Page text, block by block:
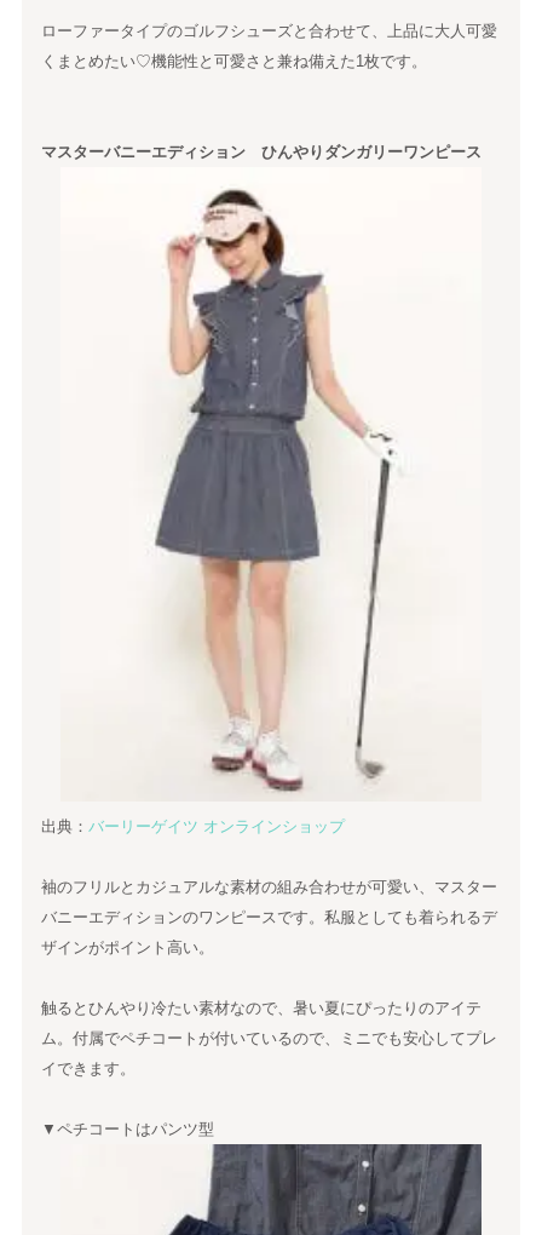
ローファータイプのゴルフシューズと合わせて、上品に大人可愛
くまとめたい♡機能性と可愛さと兼ね備えた1枚です。
マスターバニーエディション ひんやりダンガリーワンピース
出典： バーリーゲイツ オンラインショップ
袖のフリルとカジュアルな素材の組み合わせが可愛い、マスター
バニーエディションのワンピースです。私服としても着られるデ
ザインがポイント高い。
触るとひんやり冷たい素材なので、暑い夏にぴったりのアイテ
ム。付属でペチコートが付いているので、ミニでも安心してプレ
イできます。
▼ペチコートはパンツ型